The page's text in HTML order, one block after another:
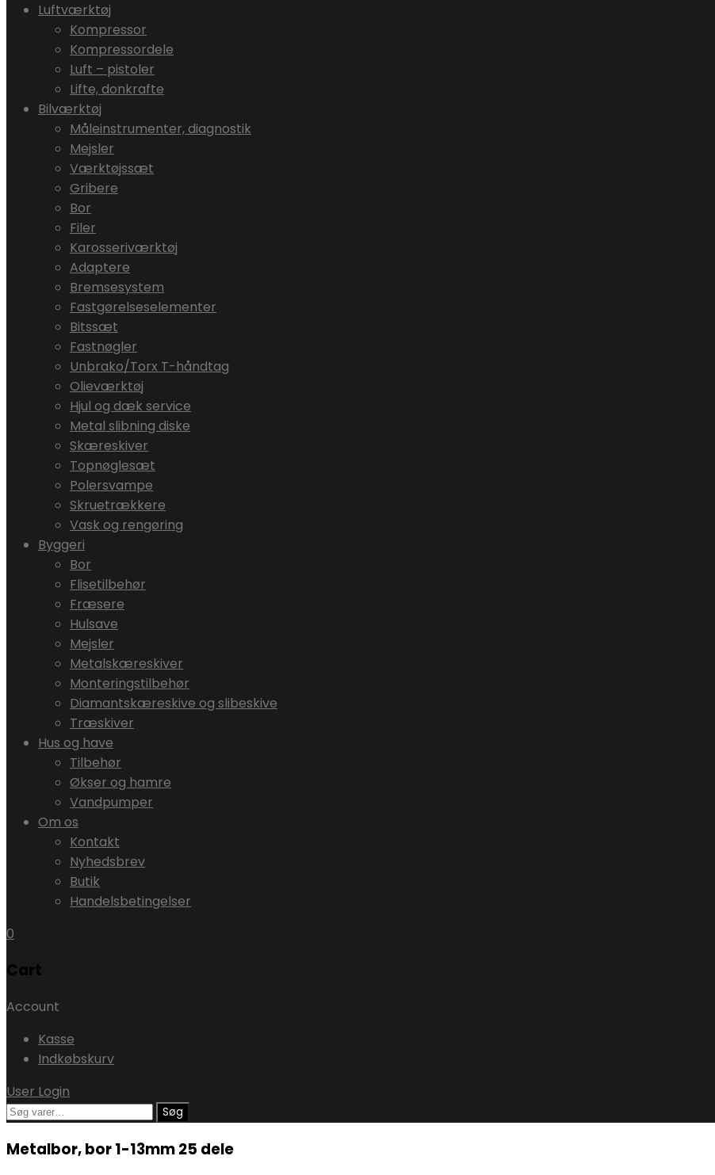
Luftværktøj
Kompressor
Kompressordele
Luft – pistoler
Lifte, donkrafte
Bilværktøj
Måleinstrumenter, diagnostik
Mejsler
Værktøjssæt
Gribere
Bor
Filer
Karosseriværktøj
Adaptere
Bremsesystem
Fastgørelseselementer
Bitssæt
Fastnøgler
Unbrako/Torx T-håndtag
Olieværktøj
Hjul og dæk service
Metal slibning diske
Skæreskiver
Topnøglesæt
Polersvampe
Skruetrækkere
Vask og rengøring
Byggeri
Bor
Flisetilbehør
Fræsere
Hulsave
Mejsler
Metalskæreskiver
Monteringstilbehør
Diamantskæreskive og slibeskive
Træskiver
Hus og have
Tilbehør
Økser og hamre
Vandpumper
Om os
Kontakt
Nyhedsbrev
Butik
Handelsbetingelser
0
Cart
Account
Kasse
Indkøbskurv
User Login
Søg
Søg
Metalbor, bor 1-13mm 25 dele